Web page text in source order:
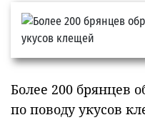
Более 200 брянцев
по поводу укусов